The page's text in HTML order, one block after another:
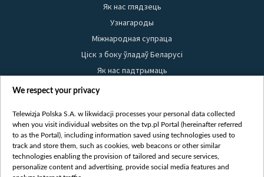
Як нас глядзець
Узнагароды
Міжнародная супраца
Ціск з боку ўладаў Беларусі
Як нас падтрымаць
Правілы выкарыстання матэрыялаў
Бяспека
Youtube
Белсат news
Белсат Shorts
We respect your privacy
Telewizja Polska S.A. w likwidacji processes your personal data collected
when you visit individual websites on the tvp.pl Portal (hereinafter referred
to as the Portal), including information saved using technologies used to
track and store them, such as cookies, web beacons or other similar
technologies enabling the provision of tailored and secure services,
personalize content and advertising, provide social media features and